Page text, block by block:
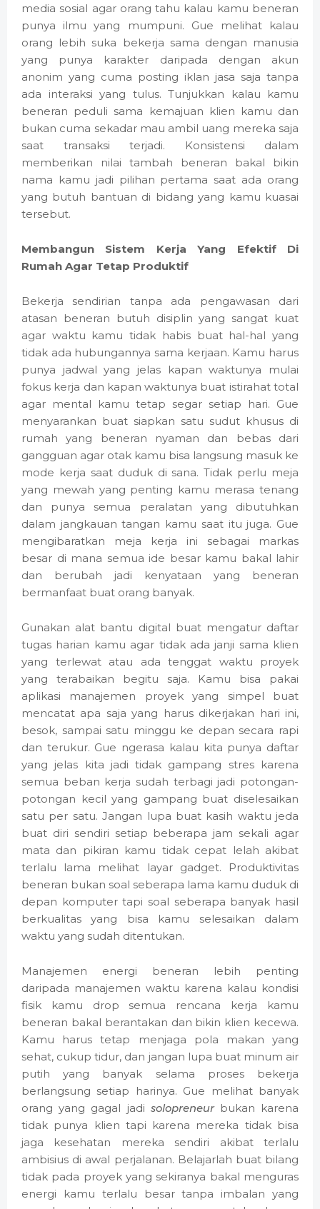
media sosial agar orang tahu kalau kamu beneran
punya ilmu yang mumpuni. Gue melihat kalau
orang lebih suka bekerja sama dengan manusia
yang punya karakter daripada dengan akun
anonim yang cuma posting iklan jasa saja tanpa
ada interaksi yang tulus. Tunjukkan kalau kamu
beneran peduli sama kemajuan klien kamu dan
bukan cuma sekadar mau ambil uang mereka saja
saat transaksi terjadi. Konsistensi dalam
memberikan nilai tambah beneran bakal bikin
nama kamu jadi pilihan pertama saat ada orang
yang butuh bantuan di bidang yang kamu kuasai
tersebut.
Membangun Sistem Kerja Yang Efektif Di
Rumah Agar Tetap Produktif
Bekerja sendirian tanpa ada pengawasan dari
atasan beneran butuh disiplin yang sangat kuat
agar waktu kamu tidak habis buat hal-hal yang
tidak ada hubungannya sama kerjaan. Kamu harus
punya jadwal yang jelas kapan waktunya mulai
fokus kerja dan kapan waktunya buat istirahat total
agar mental kamu tetap segar setiap hari. Gue
menyarankan buat siapkan satu sudut khusus di
rumah yang beneran nyaman dan bebas dari
gangguan agar otak kamu bisa langsung masuk ke
mode kerja saat duduk di sana. Tidak perlu meja
yang mewah yang penting kamu merasa tenang
dan punya semua peralatan yang dibutuhkan
dalam jangkauan tangan kamu saat itu juga. Gue
mengibaratkan meja kerja ini sebagai markas
besar di mana semua ide besar kamu bakal lahir
dan berubah jadi kenyataan yang beneran
bermanfaat buat orang banyak.
Gunakan alat bantu digital buat mengatur daftar
tugas harian kamu agar tidak ada janji sama klien
yang terlewat atau ada tenggat waktu proyek
yang terabaikan begitu saja. Kamu bisa pakai
aplikasi manajemen proyek yang simpel buat
mencatat apa saja yang harus dikerjakan hari ini,
besok, sampai satu minggu ke depan secara rapi
dan terukur. Gue ngerasa kalau kita punya daftar
yang jelas kita jadi tidak gampang stres karena
semua beban kerja sudah terbagi jadi potongan-
potongan kecil yang gampang buat diselesaikan
satu per satu. Jangan lupa buat kasih waktu jeda
buat diri sendiri setiap beberapa jam sekali agar
mata dan pikiran kamu tidak cepat lelah akibat
terlalu lama melihat layar gadget. Produktivitas
beneran bukan soal seberapa lama kamu duduk di
depan komputer tapi soal seberapa banyak hasil
berkualitas yang bisa kamu selesaikan dalam
waktu yang sudah ditentukan.
Manajemen energi beneran lebih penting
daripada manajemen waktu karena kalau kondisi
fisik kamu drop semua rencana kerja kamu
beneran bakal berantakan dan bikin klien kecewa.
Kamu harus tetap menjaga pola makan yang
sehat, cukup tidur, dan jangan lupa buat minum air
putih yang banyak selama proses bekerja
berlangsung setiap harinya. Gue melihat banyak
orang yang gagal jadi solopreneurbukan karena
tidak punya klien tapi karena mereka tidak bisa
jaga kesehatan mereka sendiri akibat terlalu
ambisius di awal perjalanan. Belajarlah buat bilang
tidak pada proyek yang sekiranya bakal menguras
energi kamu terlalu besar tanpa imbalan yang